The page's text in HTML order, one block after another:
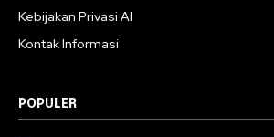
Kebijakan Privasi AI
Kontak Informasi
POPULER